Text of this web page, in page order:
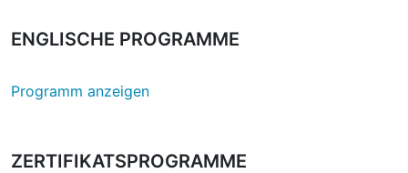
ENGLISCHE PROGRAMME
Programm anzeigen
ZERTIFIKATSPROGRAMME